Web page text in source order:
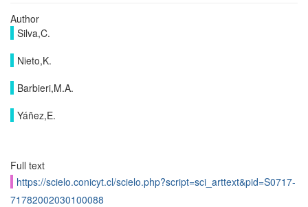
Author
Silva,C.
Nieto,K.
Barbieri,M.A.
Yáñez,E.
Full text
https://scielo.conicyt.cl/scielo.php?script=sci_arttext&pid=S0717-
71782002030100088